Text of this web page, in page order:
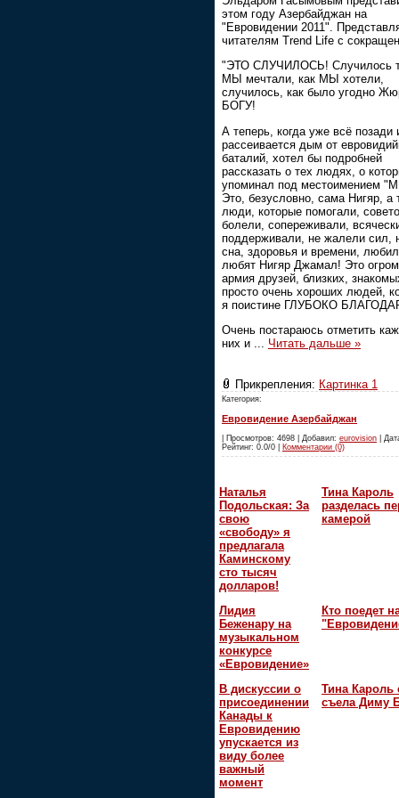
этом году Азербайджан на
"Евровидении 2011".
читателям Trend Life с
"ЭТО СЛУЧИЛОСЬ! Случилось
МЫ мечтали, как МЫ хотели,
случилось, как было угодно
БОГУ!
А теперь, когда уже всё позади
рассеивается дым от
баталий, хотел бы подробней
рассказать о тех людях, о
упоминал под местоимением
Это, безусловно, сама Нигяр, а
люди, которые помогали,
болели, сопереживали,
поддерживали, не жалели сил,
сна, здоровья и времени,
любят Нигяр Джамал! Это
армия друзей, близких,
просто очень хороших людей,
я поистине ГЛУБОКО
Очень постараюсь отметить
них и
Читать дальше »
Прикрепления: Картинка 1
Категория:
Евровидение Азербайджан
| Просмотров: 4698 | Добавил: eurovision |
Рейтинг: 0.0/0 | Комментарии (0)
Наталья
Подольская: За
свою
«свободу» я
предлагала
Каминскому
сто тысяч
долларов!
Тина Кароль
разделась
камерой
Лидия
Беженару на
музыкальном
конкурсе
«Евровидение»
Кто поедет
В дискуссии о
присоединении
Канады к
Евровидению
упускается из
виду более
важный
момент
Тина Кароль
съела Диму